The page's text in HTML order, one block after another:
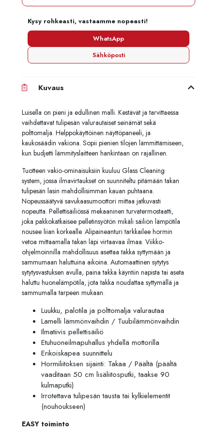
Kysy rohkeasti, vastaamme nopeasti!
WhatsApp
Sähköposti
Kuvaus
Luisella on pieni ja edullinen malli. Kestävät ja tarvittaessa
vaihdettavat tulipesän valurautaiset seinämät sekä
polttomalja. Helppokäyttöinen näyttöpaneeli, ja
kaukosäädin vakiona. Sopii pienien tilojen lämmittämiseen,
kun budjetti lämmityslaitteen hankintaan on rajallinen.
Tuotteen vakio-ominaisuksiin kuuluu Glass Cleaning
system, jossa ilmavirtaukset on suunniteltu pitämään takan
tulipesän lasin mahdollisimman kauan puhtaana.
Nopeussäätyvä savukaasumoottori mittaa jatkuvasti
nopeutta. Pellettisäiliössä mekaaninen turvatermostaatti,
joka pakkokatkaisee pelletinsyötön mikäli säiliön lämpötila
nousee liian korkealle. Alipaineanturi tarkkailee hormin
vetoa mittaamalla takan läpi virtaavaa ilmaa. Viikko-
ohjelmoinnilla mahdollisuus asettaa takka syttymään ja
sammumaan haluttuina aikoina. Automaattinen sytytys
sytytysvastuksen avulla, paina takka käyntiin napista tai aseta
haluttu huonelämpötila, jota takka noudattaa syttymällä ja
sammumalla tarpeen mukaan.
Luukku, palotila ja polttomalja valurautaa
Lamelli lämmönvaihdin / Tuubilämmönvaihdin
Ilmatiivis pellettisäiliö
Etuhuoneilmapuhallus yhdellä mottorilla
Erikoiskapea suunnittelu
Hormiliitoksen sijainti: Takaa / Päältä (päältä
vaaditaan 50 cm lisäliitosputki, taakse 90
kulmaputki)
Irrotettava tulipesän tausta tai kylkielementit
(nouhoukseen)
EASY toiminto